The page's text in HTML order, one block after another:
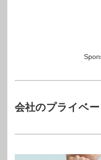
会社のプライベ